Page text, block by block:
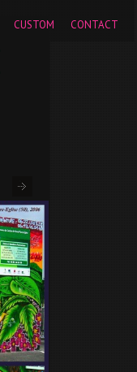
CUSTOM CONTACT